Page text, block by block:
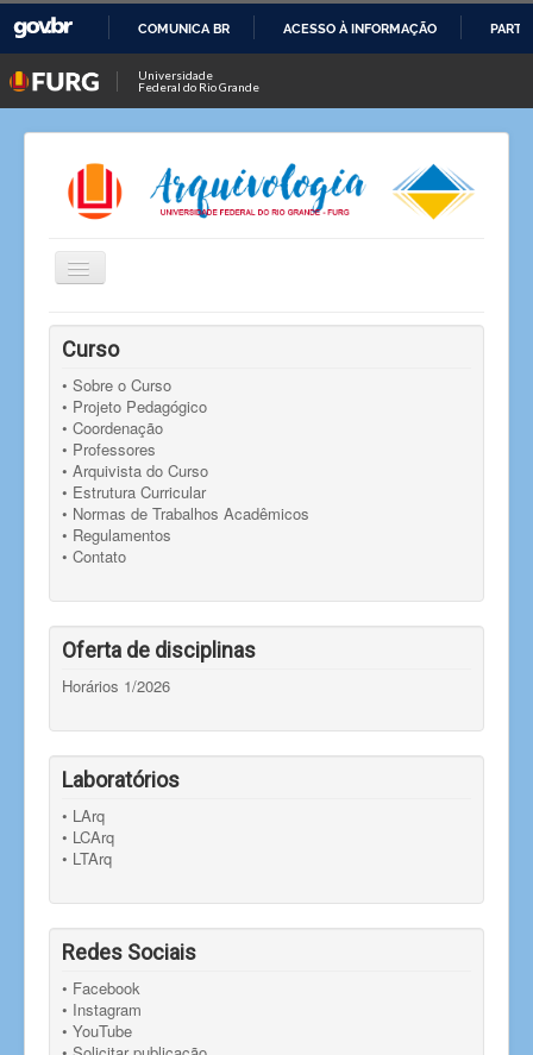
O
CONTEÚDO
COMUNICA BR ACESSO À INFORMAÇÃO
Universidade
Federal do Rio Grande
Alternar
Navegação
Você está aqui:
Curso
• Sobre o Curso
• Projeto Pedagógico
• Coordenação
• Professores
• Arquivista do Curso
• Estrutura Curricular
• Normas de Trabalhos Acadêmicos
• Regulamentos
• Contato
Oferta de disciplinas
Horários 1/2026
Laboratórios
• LArq
• LCArq
• LTArq
Redes Sociais
• Facebook
• Instagram
• YouTube